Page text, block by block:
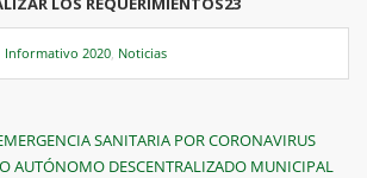
Informativo 2020 Noticias
SANITARIA POR CORONAVIRUS
AUTÓNOMO DESCENTRALIZADO MUNICIPAL